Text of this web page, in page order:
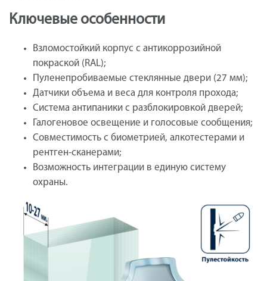
Ключевые особенности
Взломостойкий корпус с антикоррозийной
покраской (RAL);
Пуленепробиваемые стеклянные двери (27 мм);
Датчики объема и веса для контроля прохода;
Система антипаники с разблокировкой дверей;
Галогеновое освещение и голосовые сообщения;
Совместимость с биометрией, алкотестерами и
рентген-сканерами;
Возможность интеграции в единую систему
охраны.